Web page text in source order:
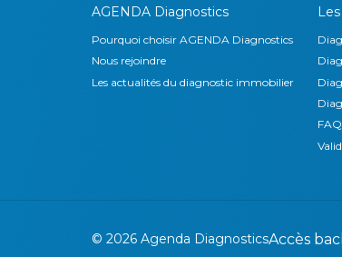
AGENDA Diagnostics
Pourquoi choisir AGENDA Diagnostics
Nous rejoindre
Les actualités du diagnostic immobilier
© 2026Agenda DiagnosticsAccès